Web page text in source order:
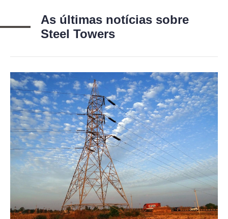
As últimas notícias sobre
Steel Towers